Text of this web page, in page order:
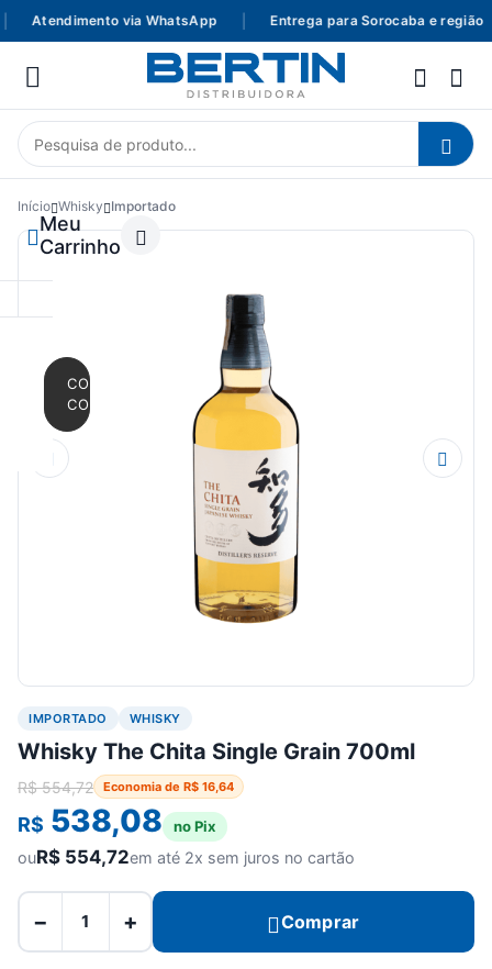
Atendimento via WhatsApp Entrega para Sorocaba e região
Meu
Carrinho
CONTINUAR
COMPRANDO
Início Whisky Importado
IMPORTADO WHISKY
Whisky The Chita Single Grain 700ml
R$554,72 Economia de R$ 16,64
R$ 538,08 no Pix
ouR$ 554,72em até 2x sem juros no cartão
− + Comprar